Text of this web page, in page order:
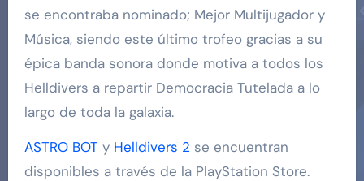
se encontraba nominado; Mejor Multijugador y
Música, siendo este último trofeo gracias a su
épica banda sonora donde motiva a todos los
Helldivers a repartir Democracia Tutelada a lo
largo de toda la galaxia.
ASTRO BOT y Helldivers 2 se encuentran
disponibles a través de la PlayStation Store.